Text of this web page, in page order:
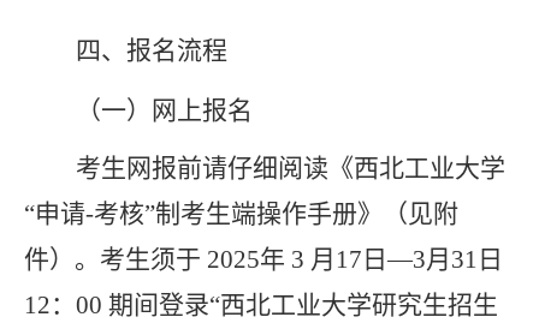
四、 报名流程
（一）
网上报名
考生网报前请仔细阅读《西北工业大学
“申请-考核”制考生端操作手册》（见附
件）。考生须于 2025年 3 月 17 日—3月 31 日
12： 00 期间登录“西北工业大学研究生招生